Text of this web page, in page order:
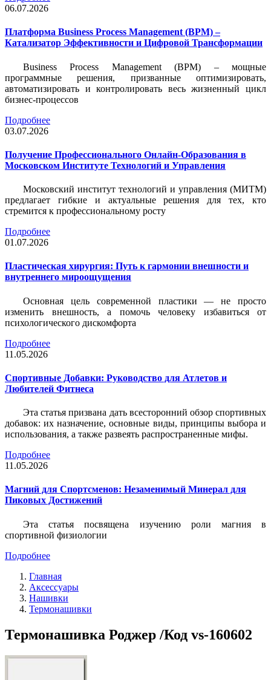
06.07.2026
Платформа Business Process Management (BPM) –
Катализатор Эффективности и Цифровой Трансформации
Business Process Management (BPM) – мощные
программные решения, призванные оптимизировать,
автоматизировать и контролировать весь жизненный цикл
бизнес-процессов
Подробнее
03.07.2026
Получение Профессионального Онлайн-Образования в
Московском Институте Технологий и Управления
Московский институт технологий и управления (МИТМ)
предлагает гибкие и актуальные решения для тех, кто
стремится к профессиональному росту
Подробнее
01.07.2026
Пластическая хирургия: Путь к гармонии внешности и
внутреннего мироощущения
Основная цель современной пластики — не просто
изменить внешность, а помочь человеку избавиться от
психологического дискомфорта
Подробнее
11.05.2026
Спортивные Добавки: Руководство для Атлетов и
Любителей Фитнеса
Эта статья призвана дать всесторонний обзор спортивных
добавок: их назначение, основные виды, принципы выбора и
использования, а также развеять распространенные мифы.
Подробнее
11.05.2026
Магний для Спортсменов: Незаменимый Минерал для
Пиковых Достижений
Эта статья посвящена изучению роли магния в
спортивной физиологии
Подробнее
Главная
Аксессуары
Нашивки
Термонашивки
Термонашивка Роджер /Код vs-160602